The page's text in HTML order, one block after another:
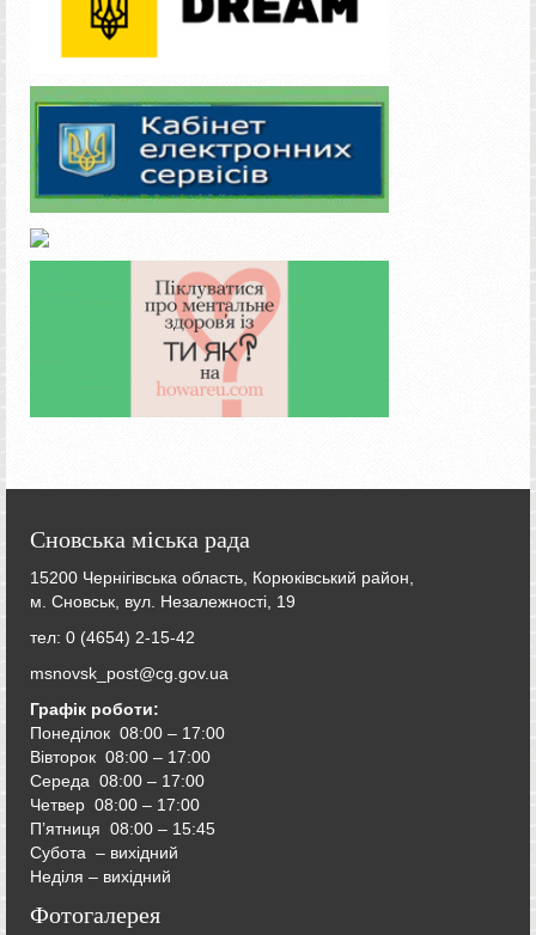
Сновська міська рада
15200 Чернігівська область, Корюківський район,
м. Сновськ, вул. Незалежності, 19
тел: 0 (4654) 2-15-42
msnovsk_post@cg.gov.ua
Графік роботи:
Понеділок 08:00 – 17:00
Вівторок 08:00 – 17:00
Середа 08:00 – 17:00
Четвер 08:00 – 17:00
П’ятниця 08:00 – 15:45
Субота – вихідний
Неділя – вихідний
Фотогалерея